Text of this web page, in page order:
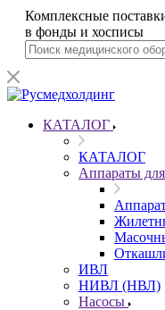
Комплексные
в фонды и хосписы
КАТАЛОГ
КАТАЛОГ
Аппараты
ИВЛ
НИВЛ (НВЛ)
Насосы